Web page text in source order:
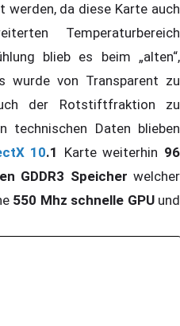
werden, da diese Karte auch
Temperaturbereich
blieb es beim „alten“,
wurde von Transparent zu
der Rotstiftfraktion zu
technischen Daten blieben
10.1 Karte weiterhin 96
GDDR3 Speicher welcher
550 Mhz schnelle GPUund